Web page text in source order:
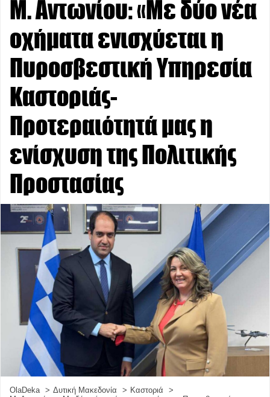
Μ. Αντωνίου: «Με δύο νέα
οχήματα ενισχύεται η
Πυροσβεστική Υπηρεσία
Καστοριάς-
Προτεραιότητά μας η
ενίσχυση της Πολιτικής
Προστασίας
OlaDeka Δυτική Μακεδονία
Καστοριά